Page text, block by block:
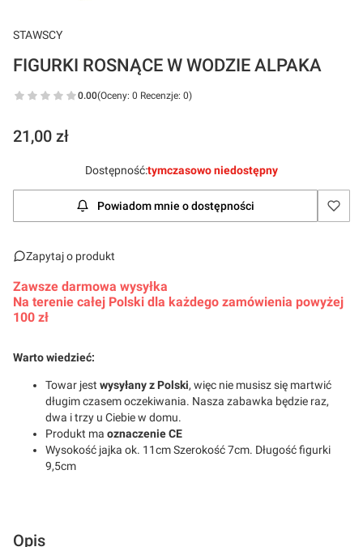
STAWSCY
FIGURKI ROSNĄCE W WODZIE ALPAKA
0.00(Oceny: 0 Recenzje: 0)
Cena
21,00 zł
Dostępność:tymczasowo niedostępny
Powiadom mnie o dostępności
Zapytaj o produkt
Zawsze darmowa wysyłka
Na terenie całej Polski dla każdego zamówienia powyżej
100 zł
Warto wiedzieć:
Towar jest wysyłany z Polski, więc nie musisz się martwić
długim czasem oczekiwania. Nasza zabawka będzie raz,
dwa i trzy u Ciebie w domu.
Produkt ma oznaczenie CE
Wysokość jajka ok. 11cm Szerokość 7cm. Długość figurki
9,5cm
Opis